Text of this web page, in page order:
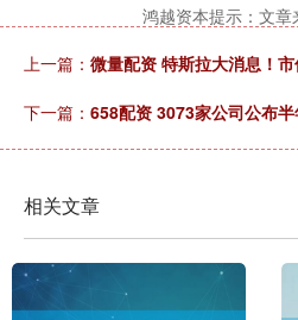
鸿越资本提示：文章
上一篇： 微量配资 特斯拉大消息！
下一篇： 658配资 3073家公司公布
相关文章